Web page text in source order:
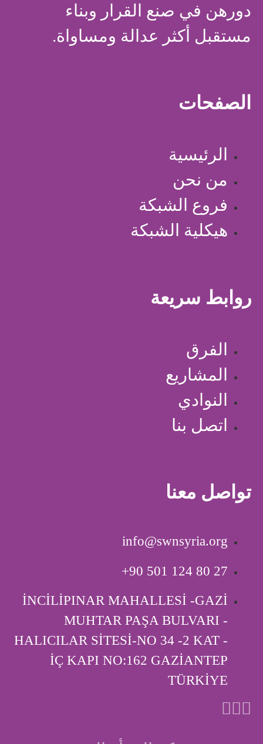
دورهن في صنع القرار وبناء
مستقبل أكثر عدالة ومساواة.
الصفحات
الرئيسية
من نحن
فروع الشبكة
هيكلية الشبكة
روابط سريعة
الفرق
المشاريع
النوادي
اتصل بنا
تواصل معنا
info@swnsyria.org
‎+90 501 124 80 27
İNCİLİPINAR MAHALLESİ -GAZİ
MUHTAR PAŞA BULVARI -
HALICILAR SİTESİ-NO 34 -2 KAT -
İÇ KAPI ‎NO:162 GAZİANTEP
TÜRKİYE